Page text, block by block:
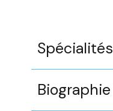
Spécialités
Biographie